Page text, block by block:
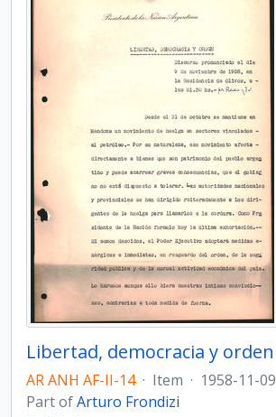
Libertad, democracia y orden
AR ANH AF-II-14 · Item · 1958-11-09
Part ofArturo Frondizi